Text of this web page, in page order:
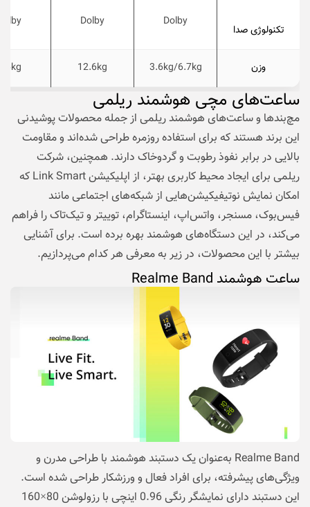
تکنولوژی صدا
Dolby
Dolby
وزن 3.6kg/6.7kg
12.6kg
ساعت‌های مچی هوشمند ریلمی
مچ‌بندها و ساعت‌های هوشمند ریلمی از جمله محصولات پوشیدنی
این برند هستند که برای استفاده روزمره طراحی شده‌اند و مقاومت
بالایی در برابر نفوذ رطوبت و گردوخاک دارند. همچنین، شرکت
ریلمی برای ایجاد محیط کاربری بهتر، از اپلیکیشن Link Smart که
امکان نمایش نوتیفیکیشن‌هایی از شبکه‌های اجتماعی مانند
فیس‌بوک، مسنجر، واتس‌اپ، اینستاگرام، توییتر و تیک‌تاک را فراهم
می‌‌کند، در این دستگاه‌های هوشمند بهره برده است. برای آشنایی
بیشتر با این محصولات، در زیر به معرفی هر کدام می‌پردازیم.
ساعت هوشمند Realme Band
Realme Band به‌عنوان یک دستبند هوشمند با طراحی مدرن و
ویژگی‌های پیشرفته، برای افراد فعال و ورزشکار طراحی شده است.
این دستبند دارای نمایشگر رنگی 0.96 اینچی با رزولوشن 80×160